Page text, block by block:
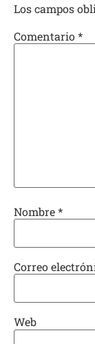
Los campos
Comentario*
Nombre*
Correo
Web